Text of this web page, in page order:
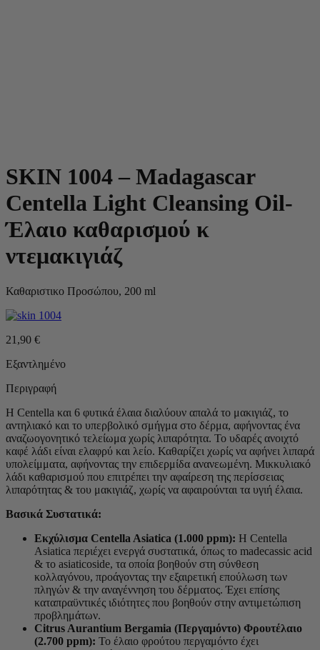
SKIN 1004 – Madagascar
Centella Light Cleansing Oil-
Έλαιο καθαρισμού κ
ντεμακιγιάζ
Καθαριστικο Προσώπου, 200 ml
21,90 €
Εξαντλημένο
Περιγραφή
Η Centella και 6 φυτικά έλαια διαλύουν απαλά το μακιγιάζ, το
αντηλιακό και το υπερβολικό σμήγμα στο δέρμα, αφήνοντας ένα
αναζωογονητικό τελείωμα χωρίς λιπαρότητα. Το υδαρές ανοιχτό
καφέ λάδι είναι ελαφρύ και λείο. Καθαρίζει χωρίς να αφήνει λιπαρά
υπολείμματα, αφήνοντας την επιδερμίδα ανανεωμένη. Μικκυλιακό
λάδι καθαρισμού που επιτρέπει την αφαίρεση της περίσσειας
λιπαρότητας & του μακιγιάζ, χωρίς να αφαιρούνται τα υγιή έλαια.
Βασικά Συστατικά:
Εκχύλισμα Centella Asiatica (1.000 ppm): H Centella
Asiatica περιέχει ενεργά συστατικά, όπως το madecassic acid
& το asiaticoside, τα οποία βοηθούν στη σύνθεση
κολλαγόνου, προάγοντας την εξαιρετική επούλωση των
πληγών & την αναγέννηση του δέρματος. Έχει επίσης
καταπραϋντικές ιδιότητες που βοηθούν στην αντιμετώπιση
προβλημάτων.
Citrus Aurantium Bergamia (Περγαμόντο) Φρουτέλαιο
(2.700 ppm): Το έλαιο φρούτου περγαμόντο έχει